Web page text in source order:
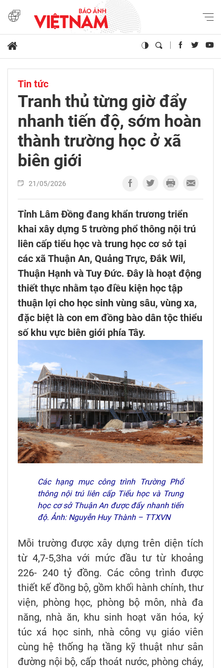
Tin tức
Tranh thủ từng giờ đẩy
nhanh tiến độ, sớm hoàn
thành trường học ở xã
biên giới
21/05/2026
Tỉnh Lâm Đồng đang khẩn trương triển
khai xây dựng 5 trường phổ thông nội trú
liên cấp tiểu học và trung học cơ sở tại
các xã Thuận An, Quảng Trực, Đắk Wil,
Thuận Hạnh và Tuy Đức. Đây là hoạt động
thiết thực nhằm tạo điều kiện học tập
thuận lợi cho học sinh vùng sâu, vùng xa,
đặc biệt là con em đồng bào dân tộc thiểu
số khu vực biên giới phía Tây.
Các hạng mục công trình Trường Phổ
thông nội trú liên cấp Tiểu học và Trung
học cơ sở Thuận An được đẩy nhanh tiến
độ. Ảnh: Nguyễn Huy Thành – TTXVN
Mỗi trường được xây dựng trên diện tích
từ 4,7-5,3ha với mức đầu tư từ khoảng
226- 240 tỷ đồng. Các công trình được
thiết kế đồng bộ, gồm khối hành chính, thư
viện, phòng học, phòng bộ môn, nhà đa
năng, nhà ăn, khu sinh hoạt văn hóa, ký
túc xá học sinh, nhà công vụ giáo viên
cùng hệ thống hạ tầng kỹ thuật như sân
đường nội bộ, cấp thoát nước, phòng cháy,